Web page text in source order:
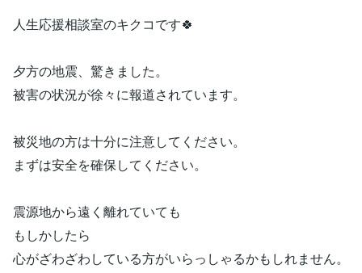
人生応援相談室のキクコです🍀
夕方の地震、驚きました。
被害の状況が徐々に報道されています。
被災地の方は十分に注意してください。
まずは安全を確保してください。
震源地から遠く離れていても
もしかしたら
心がざわざわしている方がいらっしゃるかもしれません。